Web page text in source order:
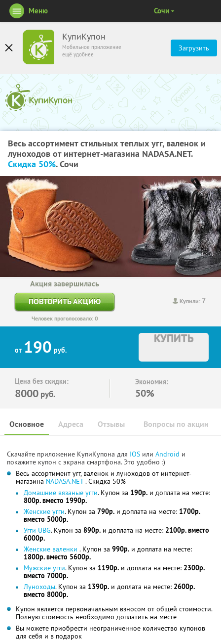
КупиКупон
Мобильное приложение
ещё удобнее
Загрузить
Меню Сочи
Весь ассортимент стильных теплых угг, валенок и
луноходов от интернет-магазина NADASA.NET.
Скидка 50%. Сочи
Купили: 7
Акция завершилась
ПОВТОРИТЬ АКЦИЮ
Человек проголосовало: 0
от 190 руб.
КУПИТЬ
Цена без скидки:
8000 руб.
Экономия:
50%
Основное Отзывы Вопросы по акции
Адреса
Скачайте приложение КупиКупона для IOS или Android и
покажите купон с экрана смартфона. Это удобно :)
Весь ассортимент угг, валенок и луноходов от интернет-
магазина NADASA.NET. Скидка 50%
Домашние вязаные угги. Купон за 190р. и доплата на месте:
800р. вместо 1990р.
Женские угги. Купон за 790р. и доплата на месте: 1700р.
вместо 5000р.
Угги UBG. Купон за 890р. и доплата на месте: 2100р. вместо
6000р.
Женские валенки . Купон за 990р. и доплата на месте:
1800р. вместо 5600р.
Мужские угги. Купон за 1190р. и доплата на месте: 2300р.
вместо 7000р.
Луноходы. Купон за 1390р. и доплата на месте: 2600р.
вместо 8000р.
Купон является первоначальным взносом от общей стоимости.
Полную стоимость необходимо доплатить на месте
Вы можете приобрести неограниченное количество купонов
для себя и в подарок